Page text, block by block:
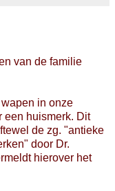
van de familie
in onze
een huismerk. Dit
de zg. "antieke
door Dr.
hierover het